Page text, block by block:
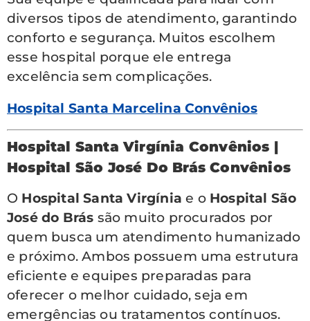
diversos tipos de atendimento, garantindo
conforto e segurança. Muitos escolhem
esse hospital porque ele entrega
excelência sem complicações.
Hospital Santa Marcelina Convênios
Hospital Santa Virgínia Convênios |
Hospital São José Do Brás Convênios
O Hospital Santa Virgínia e o Hospital São
José do Brás são muito procurados por
quem busca um atendimento humanizado
e próximo. Ambos possuem uma estrutura
eficiente e equipes preparadas para
oferecer o melhor cuidado, seja em
emergências ou tratamentos contínuos.